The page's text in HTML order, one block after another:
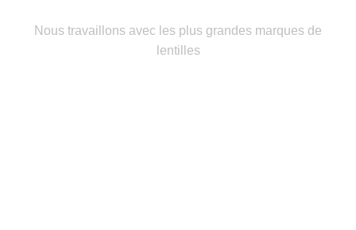
Nous travaillons avec les plus grandes marques de
lentilles